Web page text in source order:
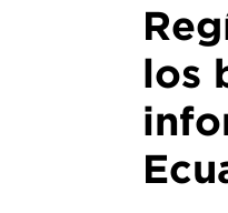
los